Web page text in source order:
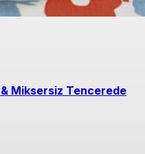
& Miksersiz Tencerede